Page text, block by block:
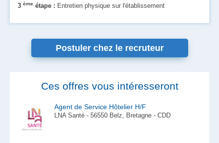
3 ème étape : Entretien physique sur l'établissement
Postuler chez le recruteur
Ces offres vous intéresseront
Agent de Service Hôtelier H/F
LNA Santé - 56550 Belz, Bretagne - CDD